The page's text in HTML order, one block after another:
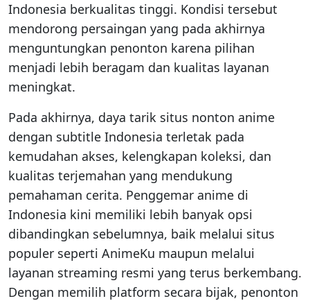
Indonesia berkualitas tinggi. Kondisi tersebut
mendorong persaingan yang pada akhirnya
menguntungkan penonton karena pilihan
menjadi lebih beragam dan kualitas layanan
meningkat.
Pada akhirnya, daya tarik situs nonton anime
dengan subtitle Indonesia terletak pada
kemudahan akses, kelengkapan koleksi, dan
kualitas terjemahan yang mendukung
pemahaman cerita. Penggemar anime di
Indonesia kini memiliki lebih banyak opsi
dibandingkan sebelumnya, baik melalui situs
populer seperti AnimeKu maupun melalui
layanan streaming resmi yang terus berkembang.
Dengan memilih platform secara bijak, penonton